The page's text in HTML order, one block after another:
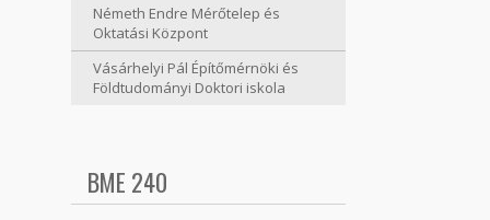
Németh Endre Mérőtelep és
Oktatási Központ
Vásárhelyi Pál Építőmérnöki és
Földtudományi Doktori iskola
BME 240